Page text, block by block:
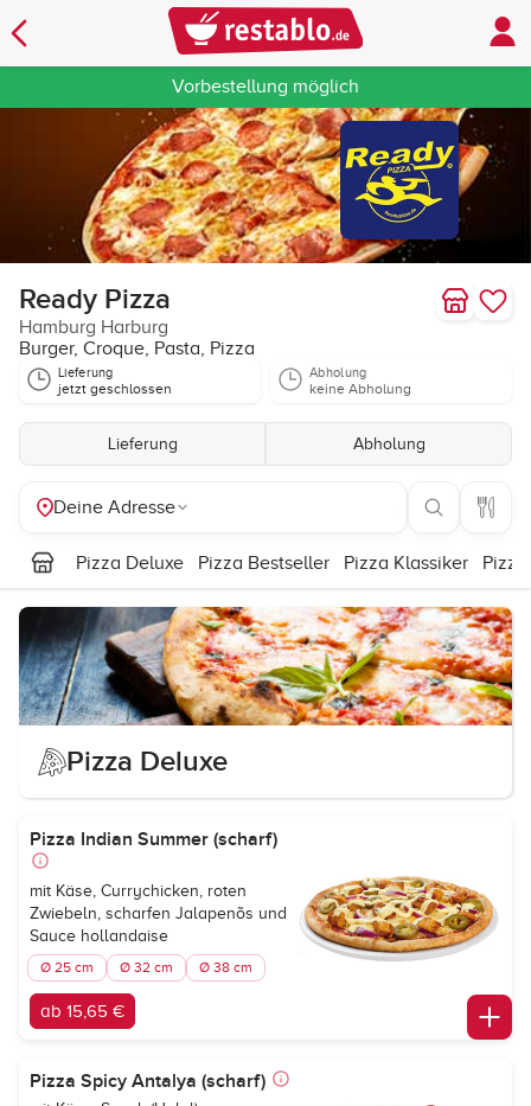
Vorbestellung möglich
Ready Pizza
Hamburg Harburg
Burger, Croque, Pasta, Pizza
Lieferung
jetzt geschlossen
Abholung
keine Abholung
Lieferung Abholung
Deine Adresse
Pizza Deluxe Pizza Bestseller Pizza Klassiker
Pizza Deluxe
Pizza Indian Summer (scharf)
mit Käse, Currychicken, roten
Zwiebeln, scharfen Jalapenõs und
Sauce hollandaise
Ø 25 cm Ø 32 cm Ø 38 cm
ab 15,65 €
Pizza Spicy Antalya (scharf)